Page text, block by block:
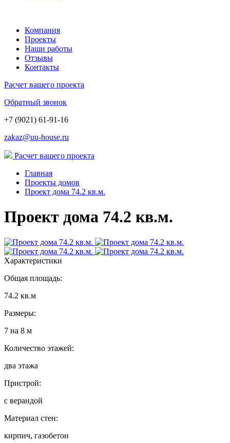
Компания
Проекты
Наши работы
Отзывы
Контакты
Расчет вашего проекта
Обратный звонок
+7 (9021) 61-91-16
zakaz@uu-house.ru
Расчет вашего проекта
Главная
Проекты домов
Проект дома 74.2 кв.м.
Проект дома 74.2 кв.м.
Характеристики
Общая площадь:
74.2 кв.м
Размеры:
7 на 8 м
Количество этажей:
два этажа
Пристрой:
с верандой
Материал стен:
кирпич, газобетон